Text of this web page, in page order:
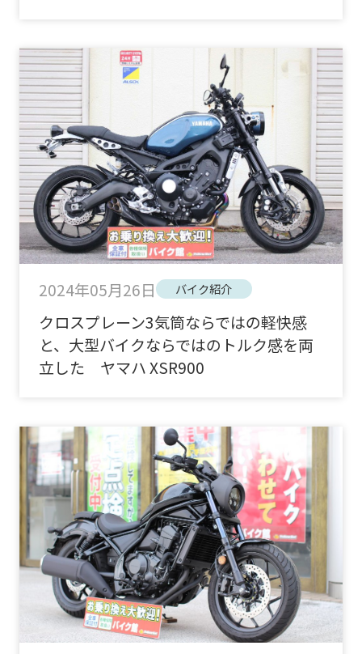
2024年05月26日 バイク紹介
クロスプレーン3気筒ならではの軽快感
と、大型バイクならではのトルク感を両
立した ヤマハ XSR900